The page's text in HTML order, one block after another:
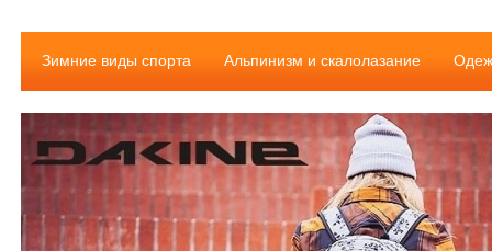
Зимние виды спорта Альпинизм и скалолазание